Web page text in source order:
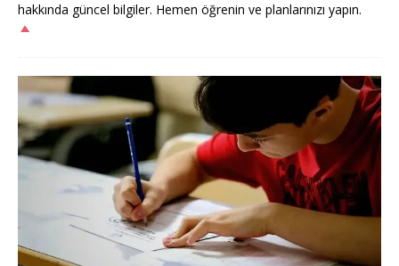
hakkında güncel bilgiler. Hemen öğrenin ve planlarınızı yapın.